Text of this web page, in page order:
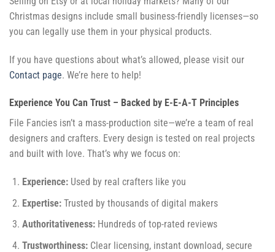
Christmas designs include small business-friendly licenses—so
you can legally use them in your physical products.
If you have questions about what’s allowed, please visit our
Contact page. We’re here to help!
Experience You Can Trust – Backed by E-E-A-T Principles
File Fancies isn’t a mass-production site—we’re a team of real
designers and crafters. Every design is tested on real projects
and built with love. That’s why we focus on:
Experience:Used by real crafters like you
Expertise:Trusted by thousands of digital makers
Authoritativeness:Hundreds of top-rated reviews
Trustworthiness:Clear licensing, instant download, secure